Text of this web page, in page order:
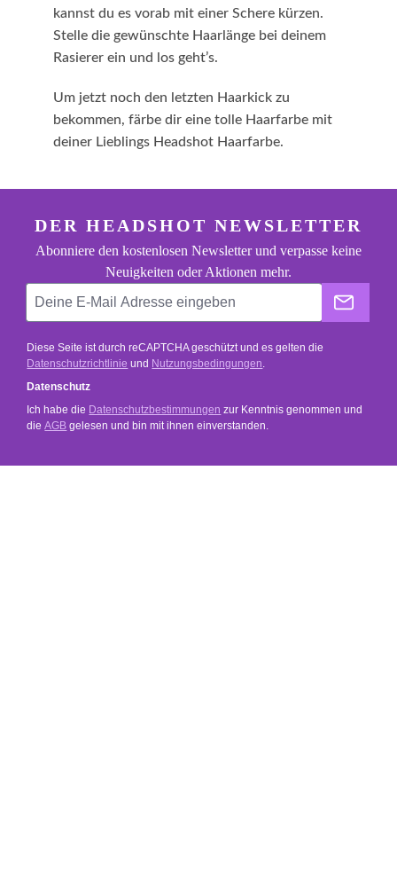
kannst du es vorab mit einer Schere kürzen.
Stelle die gewünschte Haarlänge bei deinem
Rasierer ein und los geht’s.
Um jetzt noch den letzten Haarkick zu
bekommen, färbe dir eine tolle Haarfarbe mit
deiner Lieblings Headshot Haarfarbe.
DER HEADSHOT NEWSLETTER
Abonniere den kostenlosen Newsletter und verpasse keine
Neuigkeiten oder Aktionen mehr.
Der
Deine E-Mail Adresse eingeben
Diese Seite ist durch reCAPTCHA geschützt und es gelten die
Datenschutzrichtlinie und Nutzungsbedingungen.
Datenschutz
Ich habe die Datenschutzbestimmungen zur Kenntnis genommen und
dieAGB gelesen und bin mit ihnen einverstanden.